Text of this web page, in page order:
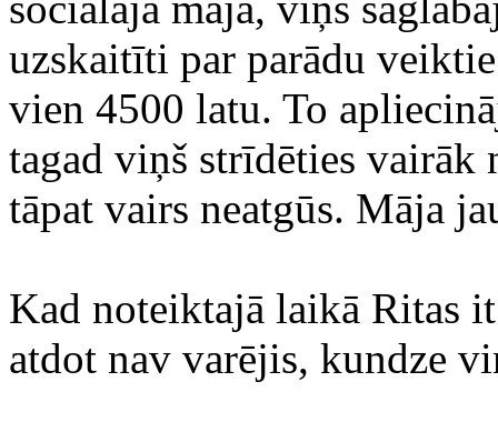
uzskaitīti par parādu
vien 4500 latu. To
tagad viņš strīdēties vairāk
tāpat vairs neatgūs. Māja
Kad noteiktajā laikā Ritas
atdot nav varējis, kundze